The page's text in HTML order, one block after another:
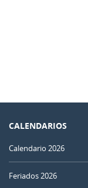
CALENDARIOS
Calendario 2026
Feriados 2026